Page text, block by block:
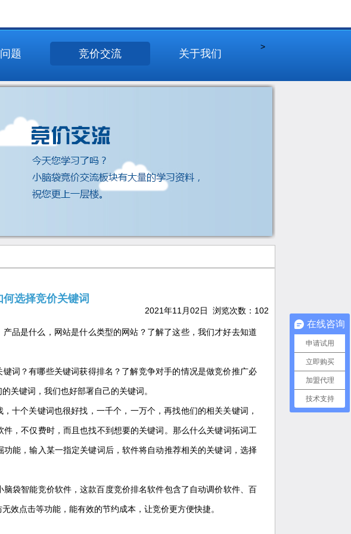
>
题 竞价交流 关于我们
何选择竞价关键词
2021年11月02日 浏览次数： 102
品是什么，网站是什么类型的网站？了解了这些，我们才好去知道
词？有哪些关键词获得排名？了解竞争对手的情况是做竞价推广必
关键词，我们也好部署自己的关键词。
十个关键词也很好找，一千个，一万个，再找他们的相关关键词，
，不仅费时，而且也找不到想要的关键词。那么什么关键词拓词工
能，输入某一指定关键词后，软件将自动推荐相关的关键词，选择
袋智能竞价软件，这款百度竞价排名软件包含了自动调价软件、百
效点击等功能，能有效的节约成本，让竞价更方便快捷。
在线咨询
申请试用
立即购买
加盟代理
技术支持